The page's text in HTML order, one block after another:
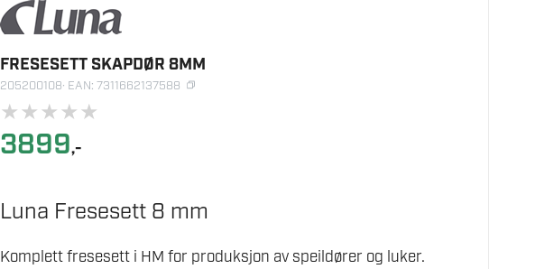
FRESESETT SKAPDØR 8MM
205200108· EAN: 7311662137588
★★★★★
3899,-
Luna Fresesett 8 mm
Komplett fresesett i HM for produksjon av speildører og luker.